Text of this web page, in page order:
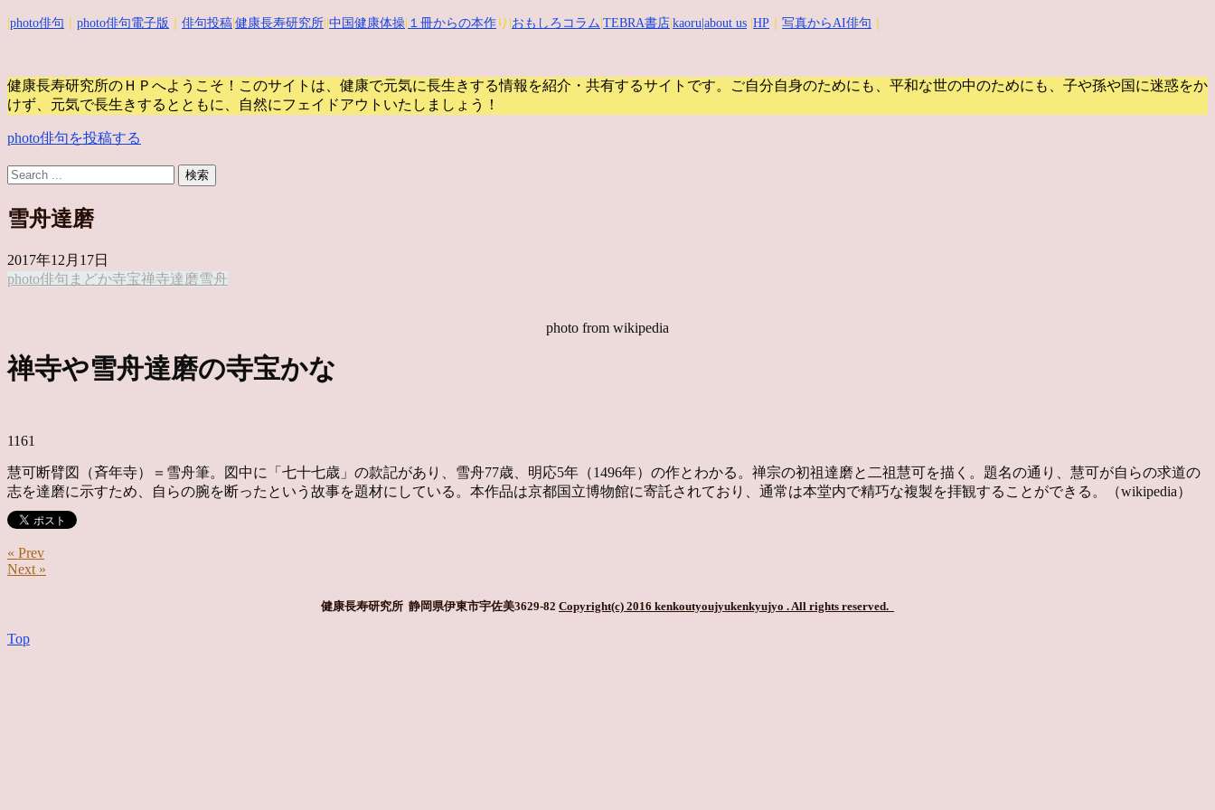
photo俳句 photo俳句電子版 俳句投稿 健康長寿研究所 中国健康体操 １冊からの本作 り| おもしろコラム TEBRA書店 kaoru |about us HP 写真からAI俳句
健康長寿研究所のＨＰへようこそ！このサイトは、健康で元気に長生きする情報を紹介・共有するサイトです。
ご自分自身のためにも、平和な世の中のためにも、子や孫や国に迷惑をか
けず、元気で長生きするとともに、自然にフェイドアウトいたしましょう！
photo俳句を投稿する
雪舟達磨
2017年12月17日
photo俳句 まどか寺宝禅寺達磨雪舟
photo from wikipedia
禅寺や雪舟達磨の寺宝かな
1161
慧可断臂図（斉年寺）＝雪舟筆。図中に「七十七歳」の款記があり、雪舟77歳、明応5年（1496年）の作とわかる。禅宗の初祖達磨と二祖慧可を描く。題名の通り、慧可が自らの求道の
志を達磨に示すため、自らの腕を断ったという故事を題材にしている。本作品は京都国立博物館に寄託されており、通常は本堂内で精巧な複製を拝観することができる。（wikipedia）
« Prev
Next »
健康長寿研究所 静岡県伊東市宇佐美3629-82 Copyright(c) 2016 kenkoutyoujyukenkyujyo . All rights reserved.
Top